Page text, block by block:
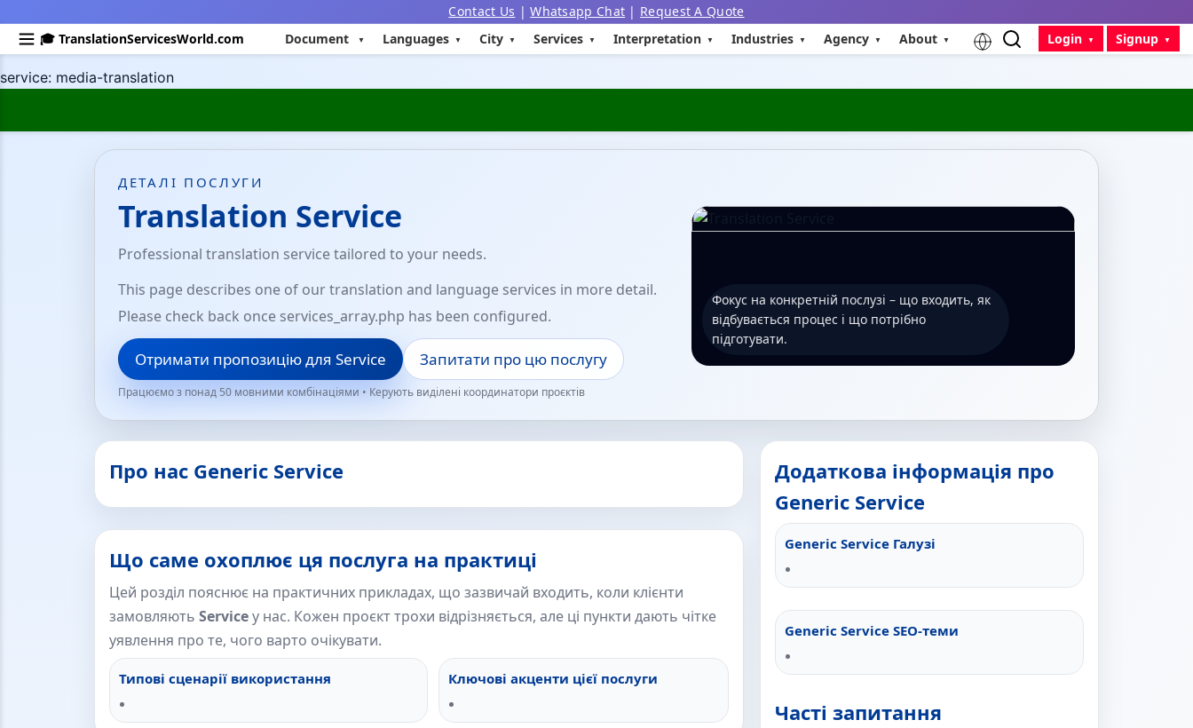
service: media-translation
Contact Us |Whatsapp Chat | Request A Quote
🎓 TranslationServicesWorld.com
Document Languages City Services Interpretation Industries Agency About Login Signup
ДЕТАЛІ ПОСЛУГИ
Translation Service
Professional translation service tailored to your needs.
This page describes one of our translation and language services in more detail.
Please check back once services_array.php has been configured.
Отримати пропозицію для Service Запитати про цю послугу
Працюємо з понад 50 мовними комбінаціями • Керують виділені координатори проєктів
Фокус на конкретній послузі – що входить, як
відбувається процес і що потрібно
підготувати.
Про нас Generic Service
Що саме охоплює ця послуга на практиці
Цей розділ пояснює на практичних прикладах, що зазвичай входить, коли клієнти
замовляють Serviceу нас. Кожен проєкт трохи відрізняється, але ці пункти дають чітке
уявлення про те, чого варто очікувати.
Типові сценарії використання Ключові акценти цієї послуги
Додаткова інформація про
Generic Service
Generic Service Галузі
Generic Service SEO-теми
Часті запитання